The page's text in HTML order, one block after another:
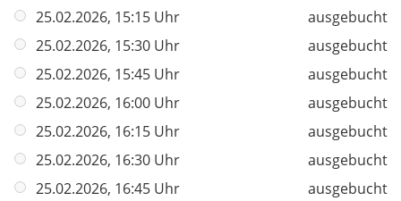
e
l
d
25.02.2026, 15:15 Uhr
ausgebucht
25.02.2026, 15:30 Uhr
ausgebucht
25.02.2026, 15:45 Uhr
ausgebucht
25.02.2026, 16:00 Uhr
ausgebucht
25.02.2026, 16:15 Uhr
ausgebucht
25.02.2026, 16:30 Uhr
ausgebucht
25.02.2026, 16:45 Uhr
ausgebucht